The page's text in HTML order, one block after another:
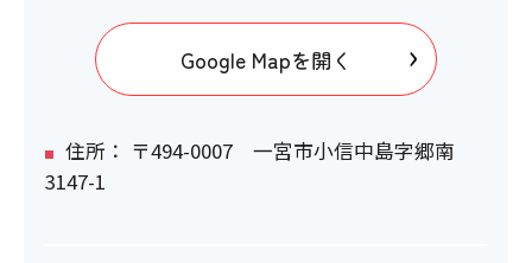
Google Mapを開く
住所： 〒494-0007 一宮市小信中島字郷南
3147-1